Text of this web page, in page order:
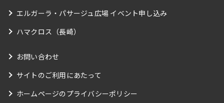
エルガーラ・パサージュ広場 イベント申し込み
ハマクロス（長崎）
お問い合わせ
サイトのご利用にあたって
ホームページのプライバシーポリシー